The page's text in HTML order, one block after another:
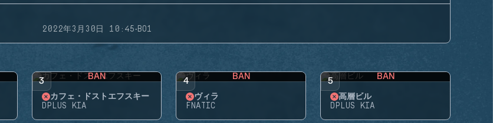
2022年3月30日 10:45·BO1
3 BAN
カフェ・ドストエフスキー
DPLUS KIA
4 BAN
ヴィラ
FNATIC
5 BAN
高層ビル
DPLUS KIA